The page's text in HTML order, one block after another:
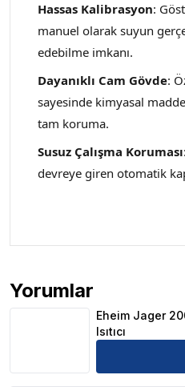
Hassas Kalibrasyon:
manuel olarak suyun
edebilme imkanı.
Dayanıklı Cam Gövde:
sayesinde kimyasal
tam koruma.
Susuz Çalışma Koruması
devreye giren otomatik
Yorumlar
Eheim Jager 200W
Eheim Jager
Isıtıcı